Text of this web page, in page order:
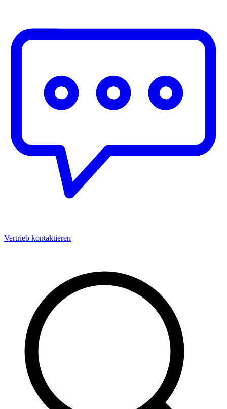
Vertrieb kontaktieren